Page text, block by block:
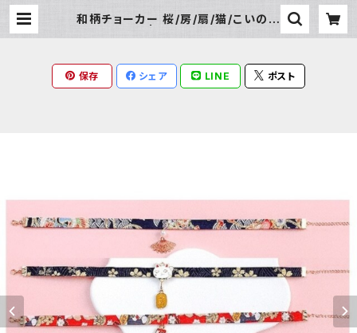
和柄チョーカー 桜/房/扇/猫/こいのぼ
保存 シェア LINE ポスト